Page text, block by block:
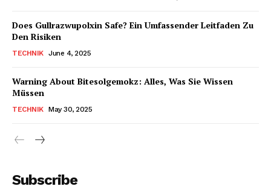
Kontaktiere uns
Mein Konto
Does Gullrazwupolxin Safe? Ein Umfassender Leitfaden Zu
Den Risiken
TECHNIK June 4, 2025
Warning About Bitesolgemokz: Alles, Was Sie Wissen
Müssen
TECHNIK May 30, 2025
Subscribe